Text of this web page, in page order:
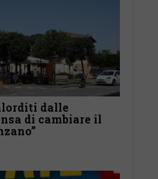
dalle
di cambiare il